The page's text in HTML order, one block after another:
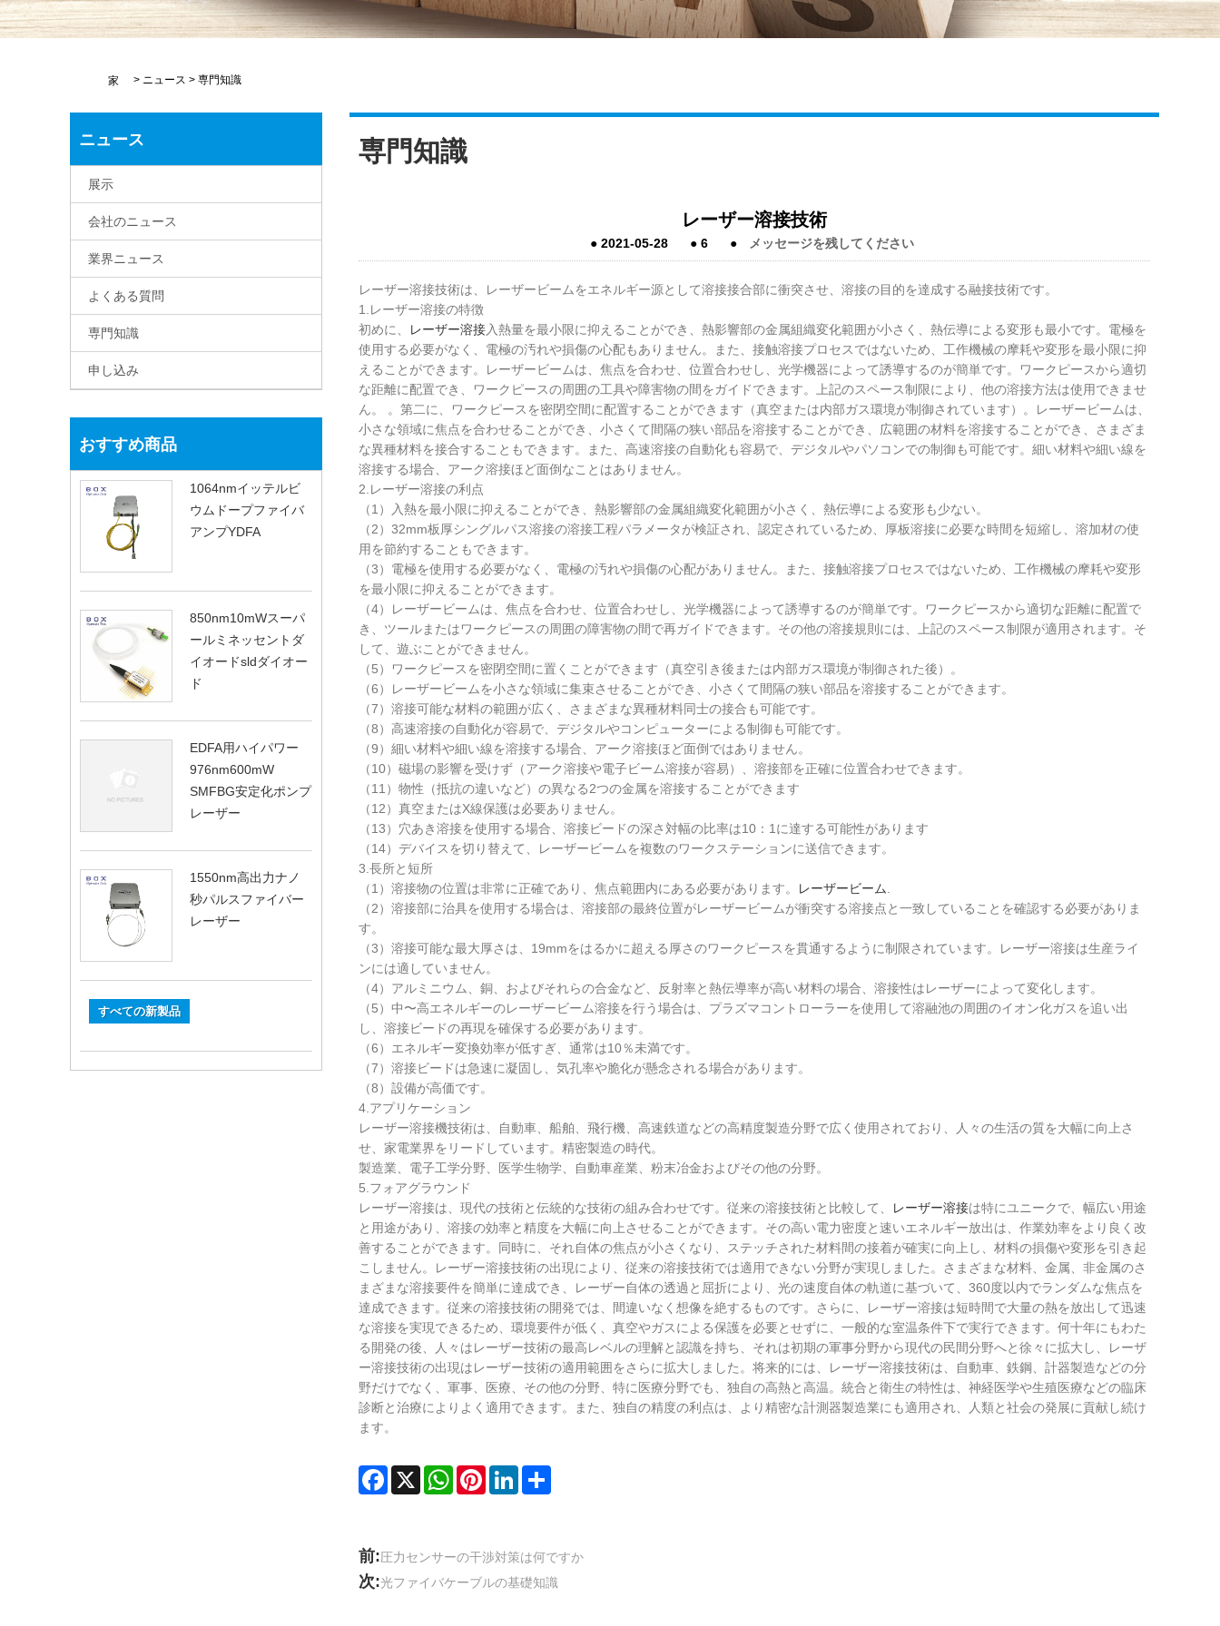
家 > ニュース > 専門知識
ニュース
展示
会社のニュース
業界ニュース
よくある質問
専門知識
申し込み
おすすめ商品
1064nmイッテルビ
ウムドープファイバ
アンプYDFA
850nm10mWスーパ
ールミネッセントダ
イオードsldダイオー
ド
EDFA用ハイパワー
976nm600mW
SMFBG安定化ポンプ
レーザー
1550nm高出力ナノ
秒パルスファイバー
レーザー
すべての新製品
専門知識
レーザー溶接技術
●2021-05-28 ●6 ● メッセージを残してください
レーザー溶接技術は、レーザービームをエネルギー源として溶接接合部に衝突させ、溶接の目的を達成する融接技術です。
1.レーザー溶接の特徴
初めに、
レーザー溶接入熱量を最小限に抑えることができ、熱影響部の金属組織変化範囲が小さく、熱伝導による変形も最小です。電極を
使用する必要がなく、電極の汚れや損傷の心配もありません。また、接触溶接プロセスではないため、工作機械の摩耗や変形を最小限に抑
えることができます。レーザービームは、焦点を合わせ、位置合わせし、光学機器によって誘導するのが簡単です。ワークピースから適切
な距離に配置でき、ワークピースの周囲の工具や障害物の間をガイドできます。上記のスペース制限により、他の溶接方法は使用できませ
ん。 。第二に、ワークピースを密閉空間に配置することができます（真空または内部ガス環境が制御されています）。レーザービームは、
小さな領域に焦点を合わせることができ、小さくて間隔の狭い部品を溶接することができ、広範囲の材料を溶接することができ、さまざま
な異種材料を接合することもできます。また、高速溶接の自動化も容易で、デジタルやパソコンでの制御も可能です。細い材料や細い線を
溶接する場合、アーク溶接ほど面倒なことはありません。
2.レーザー溶接の利点
（1）入熱を最小限に抑えることができ、熱影響部の金属組織変化範囲が小さく、熱伝導による変形も少ない。
（2）32mm板厚シングルパス溶接の溶接工程パラメータが検証され、認定されているため、厚板溶接に必要な時間を短縮し、溶加材の使
用を節約することもできます。
（3）電極を使用する必要がなく、電極の汚れや損傷の心配がありません。また、接触溶接プロセスではないため、工作機械の摩耗や変形
を最小限に抑えることができます。
（4）レーザービームは、焦点を合わせ、位置合わせし、光学機器によって誘導するのが簡単です。ワークピースから適切な距離に配置で
き、ツールまたはワークピースの周囲の障害物の間で再ガイドできます。その他の溶接規則には、上記のスペース制限が適用されます。そ
して、遊ぶことができません。
（5）ワークピースを密閉空間に置くことができます（真空引き後または内部ガス環境が制御された後）。
（6）レーザービームを小さな領域に集束させることができ、小さくて間隔の狭い部品を溶接することができます。
（7）溶接可能な材料の範囲が広く、さまざまな異種材料同士の接合も可能です。
（8）高速溶接の自動化が容易で、デジタルやコンピューターによる制御も可能です。
（9）細い材料や細い線を溶接する場合、アーク溶接ほど面倒ではありません。
（10）磁場の影響を受けず（アーク溶接や電子ビーム溶接が容易）、溶接部を正確に位置合わせできます。
（11）物性（抵抗の違いなど）の異なる2つの金属を溶接することができます
（12）真空またはX線保護は必要ありません。
（13）穴あき溶接を使用する場合、溶接ビードの深さ対幅の比率は10：1に達する可能性があります
（14）デバイスを切り替えて、レーザービームを複数のワークステーションに送信できます。
3.長所と短所
（1）溶接物の位置は非常に正確であり、焦点範囲内にある必要があります。
レーザービーム
（2）溶接部に治具を使用する場合は、溶接部の最終位置がレーザービームが衝突する溶接点と一致していることを確認する必要がありま
す。
（3）溶接可能な最大厚さは、19mmをはるかに超える厚さのワークピースを貫通するように制限されています。レーザー溶接は生産ライ
ンには適していません。
（4）アルミニウム、銅、およびそれらの合金など、反射率と熱伝導率が高い材料の場合、溶接性はレーザーによって変化します。
（5）中〜高エネルギーのレーザービーム溶接を行う場合は、プラズマコントローラーを使用して溶融池の周囲のイオン化ガスを追い出
し、溶接ビードの再現を確保する必要があります。
（6）エネルギー変換効率が低すぎ、通常は10％未満です。
（7）溶接ビードは急速に凝固し、気孔率や脆化が懸念される場合があります。
（8）設備が高価です。
4.アプリケーション
レーザー溶接機技術は、自動車、船舶、飛行機、高速鉄道などの高精度製造分野で広く使用されており、人々の生活の質を大幅に向上さ
せ、家電業界をリードしています。精密製造の時代。
製造業、電子工学分野、医学生物学、自動車産業、粉末冶金およびその他の分野。
5.フォアグラウンド
レーザー溶接は、現代の技術と伝統的な技術の組み合わせです。従来の溶接技術と比較して、
レーザー溶接は特にユニークで、幅広い用途
と用途があり、溶接の効率と精度を大幅に向上させることができます。その高い電力密度と速いエネルギー放出は、作業効率をより良く改
善することができます。同時に、それ自体の焦点が小さくなり、ステッチされた材料間の接着が確実に向上し、材料の損傷や変形を引き起
こしません。レーザー溶接技術の出現により、従来の溶接技術では適用できない分野が実現しました。さまざまな材料、金属、非金属のさ
まざまな溶接要件を簡単に達成でき、レーザー自体の透過と屈折により、光の速度自体の軌道に基づいて、360度以内でランダムな焦点を
達成できます。従来の溶接技術の開発では、間違いなく想像を絶するものです。さらに、レーザー溶接は短時間で大量の熱を放出して迅速
な溶接を実現できるため、環境要件が低く、真空やガスによる保護を必要とせずに、一般的な室温条件下で実行できます。何十年にもわた
る開発の後、人々はレーザー技術の最高レベルの理解と認識を持ち、それは初期の軍事分野から現代の民間分野へと徐々に拡大し、レーザ
ー溶接技術の出現はレーザー技術の適用範囲をさらに拡大しました。将来的には、レーザー溶接技術は、自動車、鉄鋼、計器製造などの分
野だけでなく、軍事、医療、その他の分野、特に医療分野でも、独自の高熱と高温。統合と衛生の特性は、神経医学や生殖医療などの臨床
診断と治療によりよく適用できます。また、独自の精度の利点は、より精密な計測器製造業にも適用され、人類と社会の発展に貢献し続け
ます。
Facebook
X WhatsAppPinterestLinkedInShare
前:圧力センサーの干渉対策は何ですか
次:光ファイバケーブルの基礎知識